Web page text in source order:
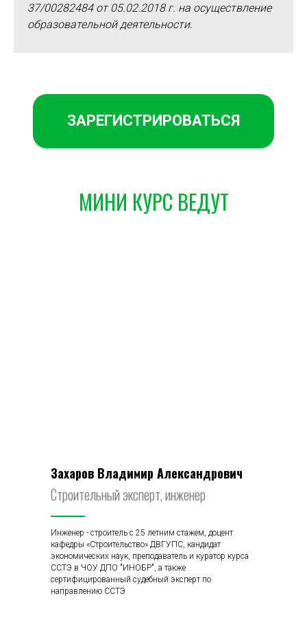
37/00282484 от 05.02.2018 г. на осуществление
образовательной деятельности.
ЗАРЕГИСТРИРОВАТЬСЯ
МИНИ КУРС ВЕДУТ
Захаров Владимир Александрович
Строительный эксперт, инженер
Инженер - строитель с 25 летним стажем, доцент
кафедры «Строительство» ДВГУПС, кандидат
экономических наук, преподаватель и куратор курса
ССТЭ в ЧОУ ДПО "ИНОБР", а также
сертифицированный судебный эксперт по
направлению ССТЭ